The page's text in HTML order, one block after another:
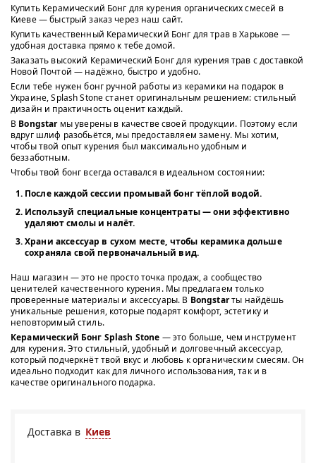
Купить Керамический Бонг для курения органических смесей в
Киеве — быстрый заказ через наш сайт.
Купить качественный Керамический Бонг для трав в Харькове —
удобная доставка прямо к тебе домой.
Заказать высокий Керамический Бонг для курения трав с доставкой
Новой Почтой — надёжно, быстро и удобно.
Если тебе нужен бонг ручной работы из керамики на подарок в
Украине, Splash Stone станет оригинальным решением: стильный
дизайн и практичность оценит каждый.
В Bongstarмы уверены в качестве своей продукции. Поэтому если
вдруг шлиф разобьётся, мы предоставляем замену. Мы хотим,
чтобы твой опыт курения был максимально удобным и
беззаботным.
Чтобы твой бонг всегда оставался в идеальном состоянии:
После каждой сессии промывай бонг тёплой водой.
Используй специальные концентраты — они эффективно
удаляют смолы и налёт.
Храни аксессуар в сухом месте, чтобы керамика дольше
сохраняла свой первоначальный вид.
Наш магазин — это не просто точка продаж, а сообщество
ценителей качественного курения. Мы предлагаем только
проверенные материалы и аксессуары. В Bongstarты найдёшь
уникальные решения, которые подарят комфорт, эстетику и
неповторимый стиль.
Керамический Бонг Splash Stone — это больше, чем инструмент
для курения. Это стильный, удобный и долговечный аксессуар,
который подчеркнёт твой вкус и любовь к органическим смесям. Он
идеально подходит как для личного использования, так и в
качестве оригинального подарка.
Доставка в Киев